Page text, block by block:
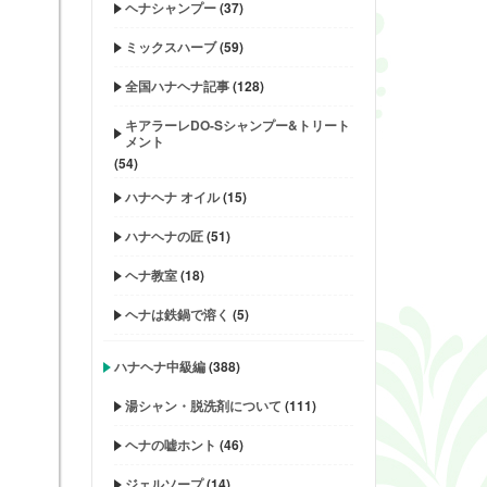
ヘナシャンプー(37)
ミックスハーブ(59)
全国ハナヘナ記事(128)
キアラーレDO-Sシャンプー&トリート
メント
(54)
ハナヘナ オイル(15)
ハナヘナの匠(51)
ヘナ教室(18)
ヘナは鉄鍋で溶く (5)
ハナヘナ中級編(388)
湯シャン・脱洗剤について (111)
ヘナの嘘ホント (46)